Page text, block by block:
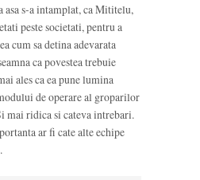
asa s-a intamplat, ca Mititelu,
peste societati, pentru a
cum sa detina adevarata
ca povestea trebuie
ales ca ea pune lumina
de operare al groparilor
mai ridica si cateva intrebari.
ar fi cate alte echipe